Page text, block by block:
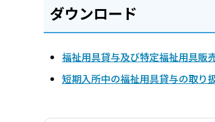
ダウンロード
福祉用具貸与及び特定福祉用具販
短期入所中の福祉用具貸与の取り